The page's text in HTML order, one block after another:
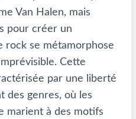
Van Halen, mais
pour créer un
rock se métamorphose
Cette
par une liberté
des genres, où les
marient à des motifs